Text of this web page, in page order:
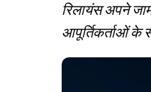
रिलायंस अपने
आपूर्तिकर्ताओं के